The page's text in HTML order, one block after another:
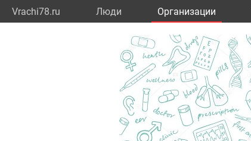
Vrachi78.ru Люди Организации